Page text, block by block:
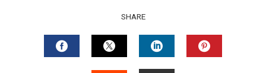
SHARE
FACEBOOKTWITTERLINKEDIN